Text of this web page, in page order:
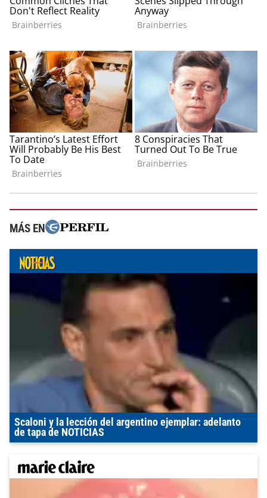
MÁS EN
Scaloni y la lección del argentino ejemplar: adelanto
de tapa de NOTICIAS